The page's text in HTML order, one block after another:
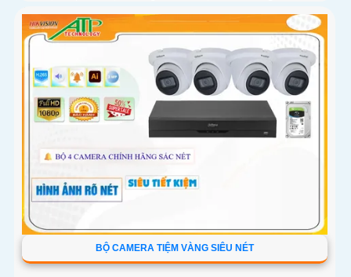
90
BỘ CAMERA TIỆM VÀNG SIÊU NÉT